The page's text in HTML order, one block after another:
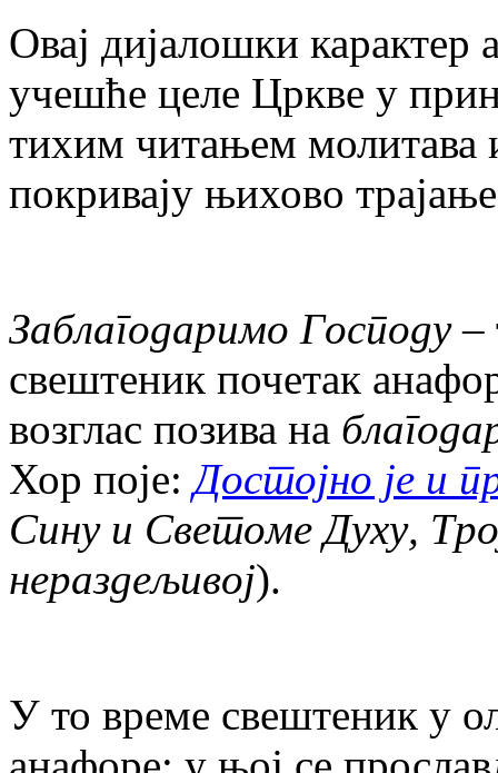
Овај дијалошки карактер
учешће целе Цркве у
тихим читањем молитава
покривају њихово
Заблагодаримо Господу–
свештеник почетак
возглас позива на
Хор поје:Достојно је и
Сину и Светоме Духу,
нераздељивој).
У то време свештеник у